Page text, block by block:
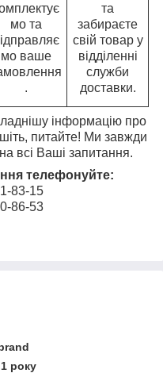
мо та
мо ваше
.
та
забираєте
свій товар у
відділенні
служби
доставки.
інформацію про
питайте! Ми завжди
всі Ваші запитання.
телефонуйте:
83-15
86-53
року